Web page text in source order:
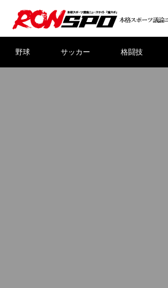
野球 サッカー 格闘技